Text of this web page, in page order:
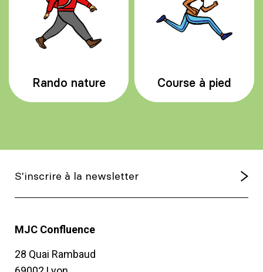
Rando nature Course à pied
MJC Confluence
28 Quai Rambaud